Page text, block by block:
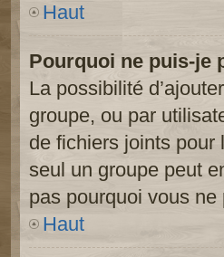
Haut
Pourquoi ne puis-je
La possibilité
groupe, ou par
de fichiers joints pour
seul un groupe peut
pas pourquoi vous
Haut